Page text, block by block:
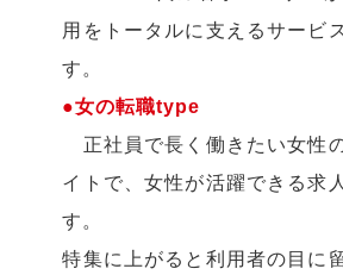
用をトータルに支えるサービ
す。
●女の転職type
正社員で長く働きたい女性
イトで、女性が活躍できる求
す。
特集に上がると利用者の目に